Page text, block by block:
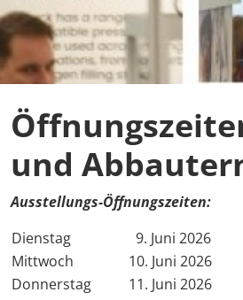
und
Ausstellungs-Öffnungszeiten:
Dienstag
9. Juni 2026
Mittwoch
10. Juni 2026
Donnerstag
11. Juni 2026